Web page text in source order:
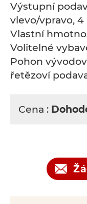
Výstupní
vlevo/vpravo, 4
Vlastní
Volitelné
Pohon
řetězoví
Cena :